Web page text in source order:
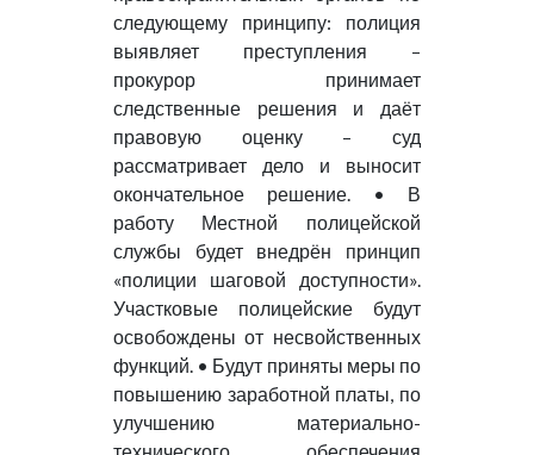
следующему принципу: полиция
выявляет преступления –
прокурор принимает
следственные решения и даёт
правовую оценку – суд
рассматривает дело и выносит
окончательное решение. • В
работу Местной полицейской
службы будет внедрён принцип
«полиции шаговой доступности».
Участковые полицейские будут
освобождены от несвойственных
функций. • Будут приняты меры по
повышению заработной платы, по
улучшению материально-